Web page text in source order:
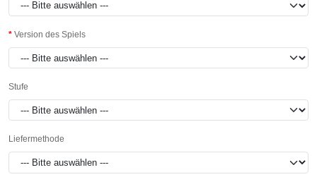
Version des Spiels
Stufe
Liefermethode